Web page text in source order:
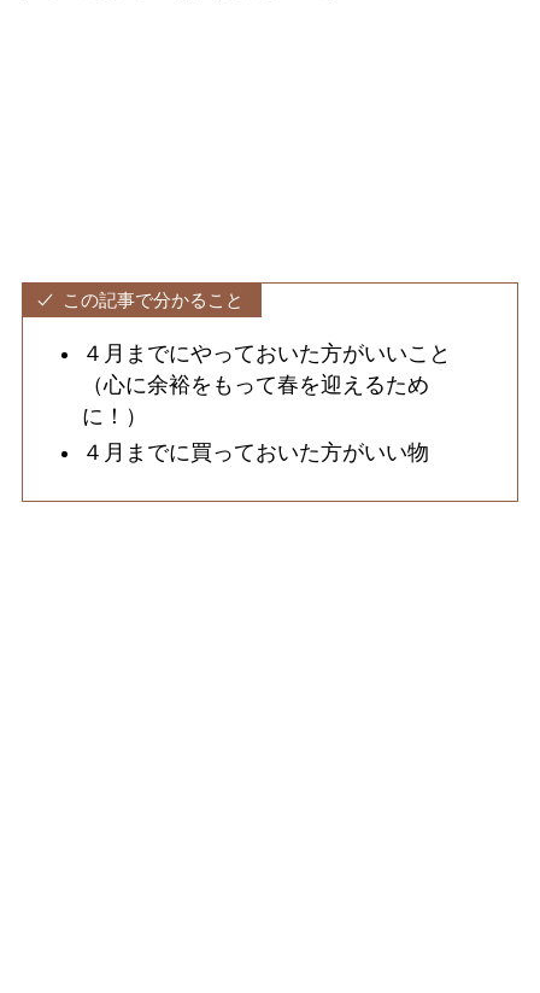
この記事で分かること
４月までにやっておいた方がいいこと
（心に余裕をもって春を迎えるため
に！）
４月までに買っておいた方がいい物